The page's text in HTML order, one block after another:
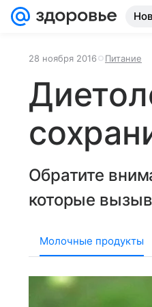
28 ноября 2016 Питание
Обратите
которые
Молочные продукты